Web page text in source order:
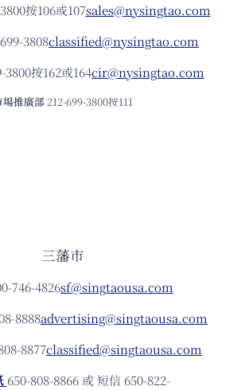
按106或107sales@nysingtao.com
3808classified@nysingtao.com
3800按162或164cir@nysingtao.com
場推廣部 212-699-3800按111
三藩市
746-4826sf@singtaousa.com
8888advertising@singtaousa.com
8877classified@singtaousa.com
650-808-8866 或 短信 650-822-